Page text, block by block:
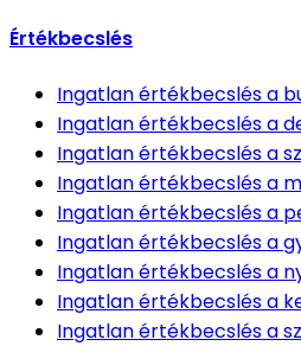
Értékbecslés
Ingatlan értékbecslésa
Ingatlan értékbecslésa
Ingatlan értékbecslésa
Ingatlan értékbecslésa
Ingatlan értékbecslésa
Ingatlan értékbecslésa
Ingatlan értékbecslésa
Ingatlan értékbecslésa
Ingatlan értékbecslésa